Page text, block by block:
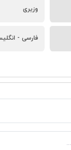
وزیری
فارسی -